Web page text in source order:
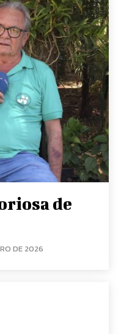
de
DE 2026